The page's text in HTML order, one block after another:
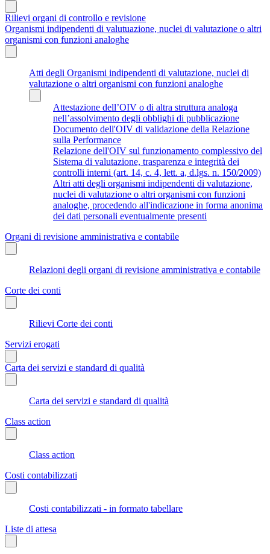
Rilievi organi di controllo e revisione
Organismi indipendenti di valutuazione, nuclei di valutazione o altri
organismi con funzioni analoghe
Atti degli Organismi indipendenti di valutazione, nuclei di
valutazione o altri organismi con funzioni analoghe
Attestazione dell’OIV o di altra struttura analoga
nell’assolvimento degli obblighi di pubblicazione
Documento dell'OIV di validazione della Relazione
sulla Performance
Relazione dell'OIV sul funzionamento complessivo del
Sistema di valutazione, trasparenza e integrità dei
controlli interni (art. 14, c. 4, lett. a, d.lgs. n. 150/2009)
Altri atti degli organismi indipendenti di valutazione,
nuclei di valutazione o altri organismi con funzioni
analoghe, procedendo all'indicazione in forma anonima
dei dati personali eventualmente presenti
Organi di revisione amministrativa e contabile
Relazioni degli organi di revisione amministrativa e contabile
Corte dei conti
Rilievi Corte dei conti
Servizi erogati
Carta dei servizi e standard di qualità
Carta dei servizi e standard di qualità
Class action
Class action
Costi contabilizzati
Costi contabilizzati - in formato tabellare
Liste di attesa